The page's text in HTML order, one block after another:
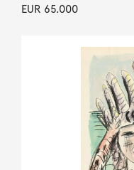
EUR 65.000